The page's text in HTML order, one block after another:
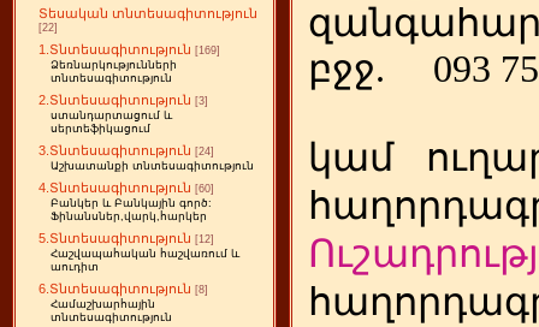
Տեսական տնտեսագիտություն
[22]
1.Տնտեսագիտություն [169]
Ձեռնարկությունների
տնտեսագիտություն
2.Տնտեսագիտություն [3]
ստանդարտացում և
սերտեֆիկացում
3.Տնտեսագիտություն [24]
Աշխատանքի տնտեսագիտություն
4.Տնտեսագիտություն [60]
Բանկեր և Բանկային գործ:
Ֆինանսներ,վարկ,հարկեր
5.Տնտեսագիտություն [12]
Հաշվապահական հաշվառում և
աուդիտ
6.Տնտեսագիտություն [8]
Համաշխարհային
տնտեսագիտություն
բջջ.
093
կամ